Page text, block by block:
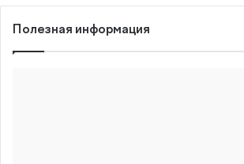
Полезная информация